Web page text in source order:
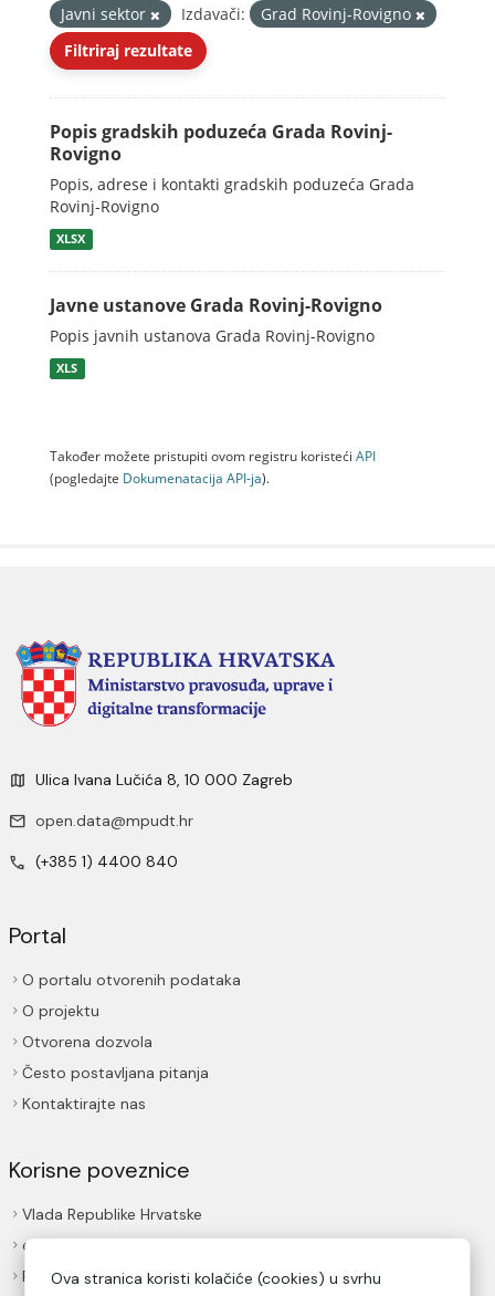
Javni sektor
Izdavači:
Grad Rovinj-Rovigno
Filtriraj rezultate
Popis gradskih poduzeća Grada Rovinj-
Rovigno
Popis, adrese i kontakti gradskih poduzeća Grada
Rovinj-Rovigno
XLSX
Javne ustanove Grada Rovinj-Rovigno
Popis javnih ustanova Grada Rovinj-Rovigno
XLS
Također možete pristupiti ovom registru koristeći API
(pogledajte Dokumenаtаcijа API-jа).